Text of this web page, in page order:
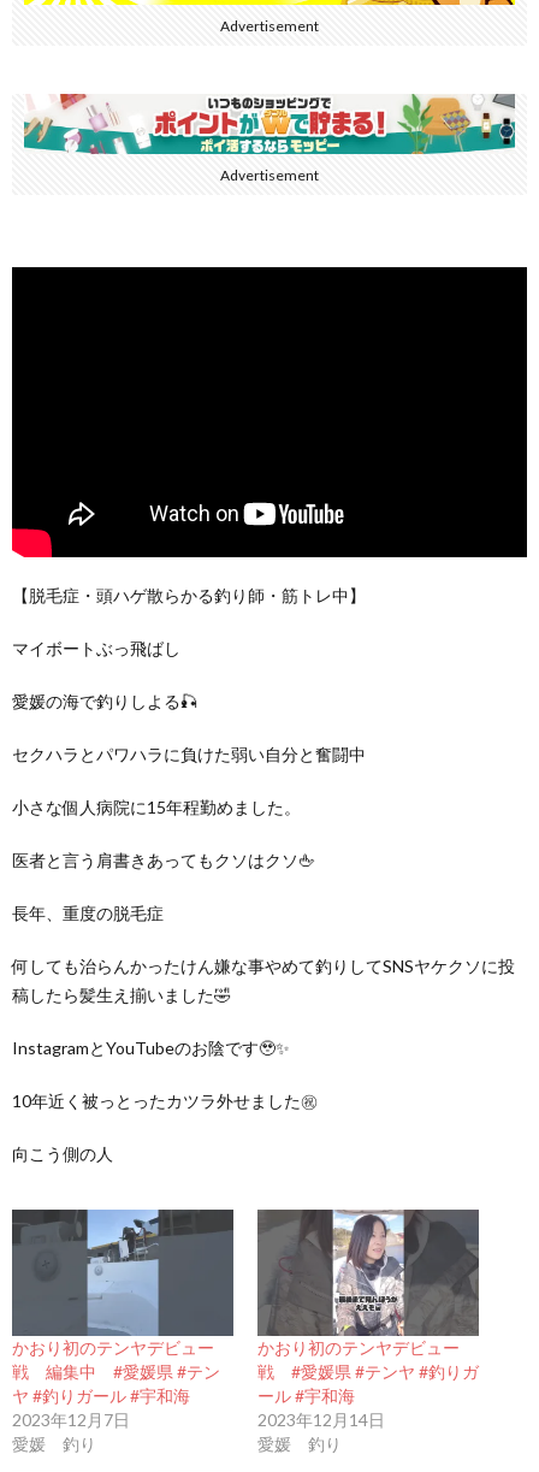
Advertisement
Advertisement
【脱毛症・頭ハゲ散らかる釣り師・筋トレ中】
マイボートぶっ飛ばし
愛媛の海で釣りしよる🎣
セクハラとパワハラに負けた弱い自分と奮闘中
小さな個人病院に15年程勤めました。
医者と言う肩書きあってもクソはクソ🖕
長年、重度の脱毛症
何しても治らんかったけん嫌な事やめて釣りしてSNSヤケクソに投
稿したら髪生え揃いました🤣
InstagramとYouTubeのお陰です🥹✨
10年近く被っとったカツラ外せました㊗️
向こう側の人
かおり初のテンヤデビュー
戦 編集中 #愛媛県 #テン
ヤ #釣りガール #宇和海
2023年12月7日
愛媛 釣り
かおり初のテンヤデビュー
戦 #愛媛県 #テンヤ #釣りガ
ール #宇和海
2023年12月14日
愛媛 釣り